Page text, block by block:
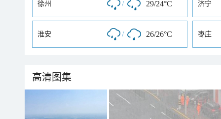
徐州 / 29/24°C 济宁
淮安 / 26/26°C 枣庄
高清图集